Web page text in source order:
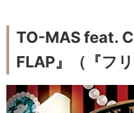
TO-MAS feat.
FLAP』（『フ